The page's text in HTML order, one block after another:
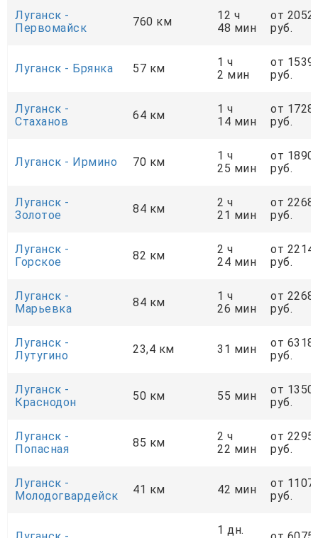
Луганск -
Первомайск
760 км
12 ч
48 мин
от
руб.
Луганск - Брянка 57 км
1 ч
2 мин
от 1539
руб.
Луганск -
Стаханов
64 км
1 ч
14 мин
от 1728
руб.
Луганск - Ирмино 70 км
1 ч
25 мин
от 1890
руб.
Луганск -
Золотое
84 км
2 ч
21 мин
от 2268
руб.
Луганск -
Горское
82 км
2 ч
24 мин
от 2214
руб.
Луганск -
Марьевка
84 км
1 ч
26 мин
от 2268
руб.
Луганск -
Лутугино
23,4 км 31 мин
от 6318
руб.
Луганск -
Краснодон
50 км 55 мин
от 1350
руб.
Луганск -
Попасная
85 км
2 ч
22 мин
от 2295
руб.
Луганск -
Молодогвардейск
41 км 42 мин
от 1107
руб.
1 дн.